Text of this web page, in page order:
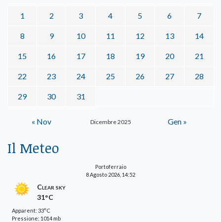
Dicembre 2025
1 2 3 4 5 6 7
8 9 10 11 12 13 14
15 16 17 18 19 20 21
22 23 24 25 26 27 28
29 30 31
« Nov Gen »
Il Meteo
Portoferraio
8 Agosto 2026, 14:52
Clear sky
31°C
Apparent: 33°C
Pressione: 1014 mb